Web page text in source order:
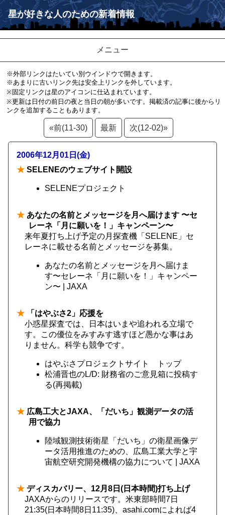
星が好きな人のための新着情報
メニュー
※外部リンクはたいてい別ウインドウで開きます。
※あまりに古いリンク先は安全上リンクを外しています。
※固定リンクは星のアイコンに仕込まれています。
※更新は日付の前日の夜と当日の朝が多いです。掲載済の記事に後からリ
ンクを追加することもあります。
«前(11-30) 最新 次(12-02)»
2006年12月01日(金)
★ SELENEのウェブサイト開設
SELENEプロジェクト
★ あなたの名前とメッセージを月へ届けます 〜セ
レーネ「月に願いを！」キャンペーン〜
来年夏打ち上げ予定の月探査機「SELENE」セ
レーネに載せる名前とメッセージを募集。
あなたの名前とメッセージを月へ届けま
す〜セレーネ「月に願いを！」キャンペー
ン〜 | JAXA
★ 「はやぶさ2」応援を
小惑星探査では、日本はいまや追われる立場で
す。この優位をみすみす逃すほど愚かな事はあ
りません。科学も競争です。
はやぶさプロジェクトサイト トップ
松浦晋也のL/D: 財務省のご意見箱に投稿す
る(再掲載)
★ 広島工大とJAXA、「だいち」観測データの活
用で協力
陸域観測技術衛星「だいち」の衛星画像デ
ータ活用推進のための、広島工業大学と宇
宙航空研究開発機構の協力について | JAXA
★ ディスカバリー、12月8日(日本時間)打ち上げ
JAXAからのリリースです。米東部時間7日
21:35(日本時間8日11:35)、asahi.comによれば4